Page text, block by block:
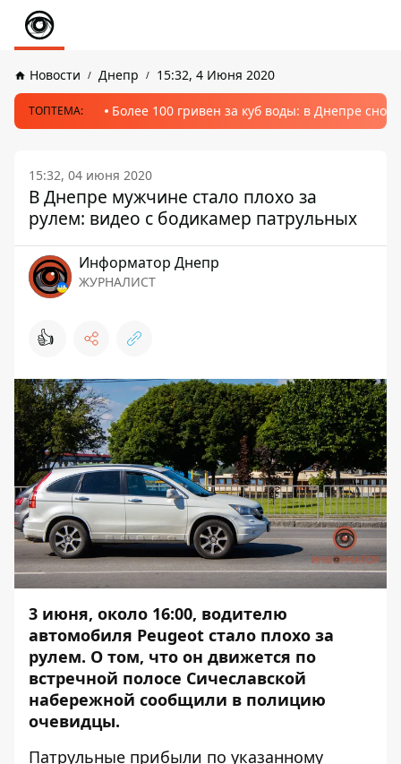
Новости Днепр 15:32, 4 Июня 2020
ТОПТЕМА: Более 100 гривен за куб воды: в Днепре
15:32, 04 июня 2020
В Днепре мужчине стало плохо за
рулем: видео с бодикамер патрульных
Информатор Днепр
ЖУРНАЛИСТ
👍
3 июня, около 16:00, водителю
автомобиля Peugeot стало плохо за
рулем. О том, что он движется по
встречной полосе Сичеславской
набережной сообщили в полицию
очевидцы.
Патрульные прибыли по указанному